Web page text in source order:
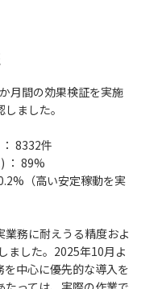
月間の効果検証を実施
ました。
8332件
89%
（高い安定稼動を実
務に耐えうる精度およ
ました。2025年10月よ
を中心に優先的な導入を